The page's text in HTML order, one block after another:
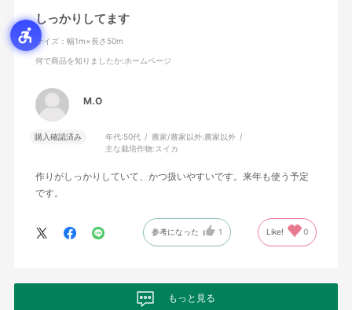
しっかりしてます
サイズ：幅1m×長さ50m
何で商品を知りましたか:ホームページ
M.O
購入確認済み 年代:50代 農家/農家以外:農家以外
主な栽培作物: スイカ
作りがしっかりしていて、かつ扱いやすいです。来年も使う予定
です。
参考になった 1 Like! 0
もっと見る